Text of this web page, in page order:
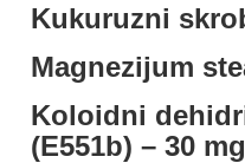
Kukuruzni
Magnezijum
Koloidni
(E551b) – 30 mg